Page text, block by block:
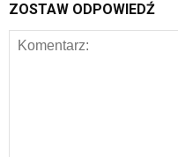
ZOSTAW ODPOWIEDŹ